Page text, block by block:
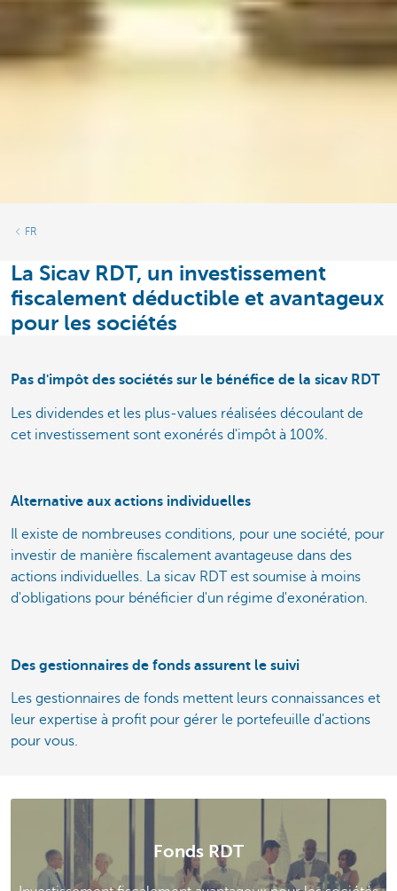
FR
La Sicav RDT, un investissement
fiscalement déductible et avantageux
pour les sociétés
Pas d'impôt des sociétés sur le bénéfice de la sicav RDT
Les dividendes et les plus-values réalisées découlant de
cet investissement sont exonérés d'impôt à 100%.
Alternative aux actions individuelles
Il existe de nombreuses conditions, pour une société, pour
investir de manière fiscalement avantageuse dans des
actions individuelles. La sicav RDT est soumise à moins
d'obligations pour bénéficier d'un régime d'exonération.
Des gestionnaires de fonds assurent le suivi
Les gestionnaires de fonds mettent leurs connaissances et
leur expertise à profit pour gérer le portefeuille d'actions
pour vous.
Fonds RDT